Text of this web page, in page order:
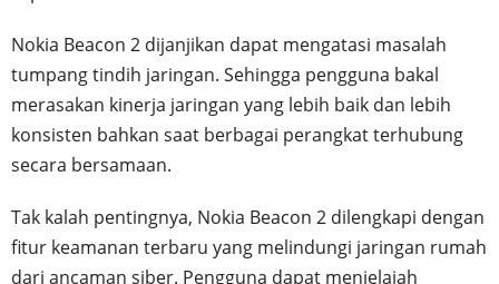
Nokia Beacon 2 dijanjikan dapat mengatasi masalah
tumpang tindih jaringan. Sehingga pengguna bakal
merasakan kinerja jaringan yang lebih baik dan lebih
konsisten bahkan saat berbagai perangkat terhubung
secara bersamaan.
Tak kalah pentingnya, Nokia Beacon 2 dilengkapi dengan
fitur keamanan terbaru yang melindungi jaringan rumah
dari ancaman siber. Pengguna dapat menjelajah